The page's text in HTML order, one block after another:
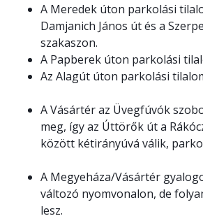
A Meredek úton parkolási
Damjanich János út és a
szakaszon.
A Papberek úton parkolási
Az Alagút úton parkolási
A Vásártér az Üvegfúvók
meg, így az Úttörők út a
között kétirányúvá válik,
A Megyeháza/Vásártér
változó nyomvonalon, de
lesz.